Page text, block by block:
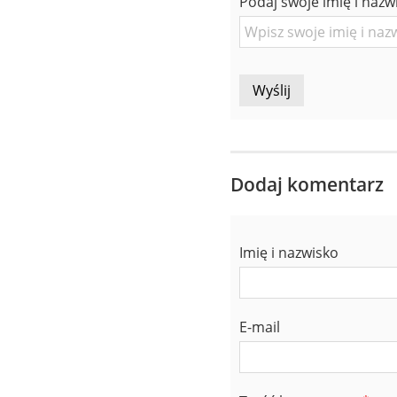
Osoby
Dodaj komentarz
Imię i nazwisko
E-mail